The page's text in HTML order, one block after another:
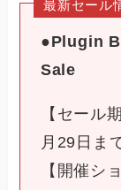
最新セール
●Plugin
Sale
【セール
月29日ま
【開催シ